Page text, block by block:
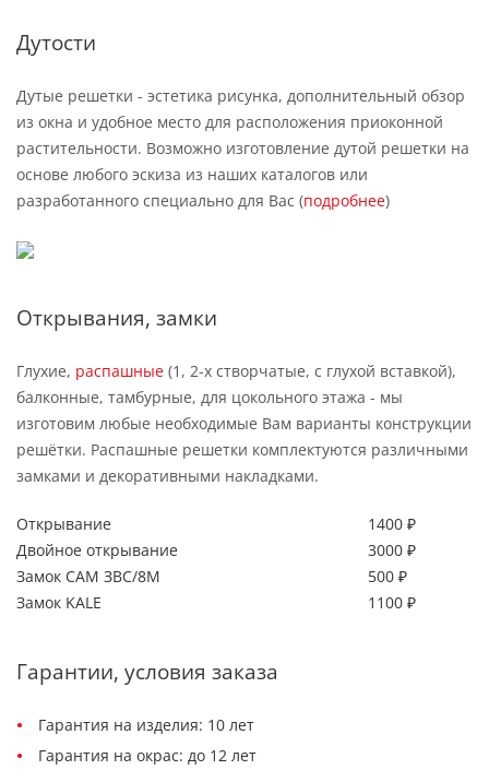
Дутости
Дутые решетки - эстетика рисунка, дополнительный обзор
из окна и удобное место для расположения приоконной
растительности. Возможно изготовление дутой решетки на
основе любого эскиза из наших каталогов или
разработанного специально для Вас (подробнее)
Открывания, замки
Глухие, распашные (1, 2-х створчатые, с глухой вставкой),
балконные, тамбурные, для цокольного этажа - мы
изготовим любые необходимые Вам варианты конструкции
решётки. Распашные решетки комплектуются различными
замками и декоративными накладками.
Открывание
1400 ₽
Двойное открывание
3000 ₽
Замок САМ ЗВС/8М
500 ₽
Замок KALE
1100 ₽
Гарантии, условия заказа
Гарантия на изделия: 10 лет
Гарантия на окрас: до 12 лет